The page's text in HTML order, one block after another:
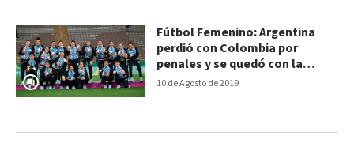
10 de Agosto de 2019
Fútbol Femenino: Argentina
perdió con Colombia por
penales y se quedó con la
medalla de plata